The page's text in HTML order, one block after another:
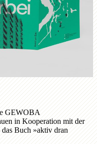
GEWOBA
in Kooperation mit der
Buch »aktiv dran